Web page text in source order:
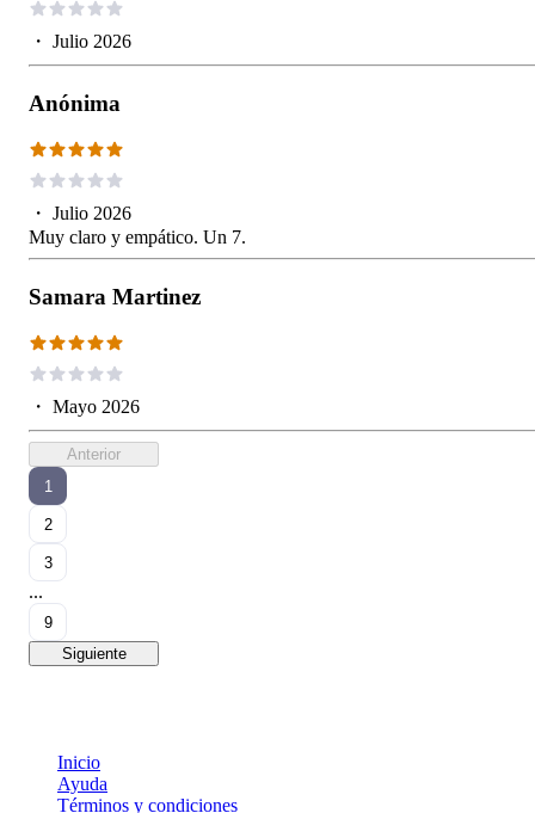
・ Julio 2026
Anónima
・ Julio 2026
Muy claro y empático. Un 7.
Samara Martinez
・ Mayo 2026
Anterior
1
2
3
...
9
Siguiente
Inicio
Ayuda
Términos y condiciones